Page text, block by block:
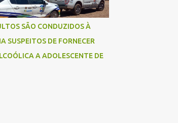
SÃO CONDUZIDOS À
SUSPEITOS DE FORNECER
A ADOLESCENTE DE